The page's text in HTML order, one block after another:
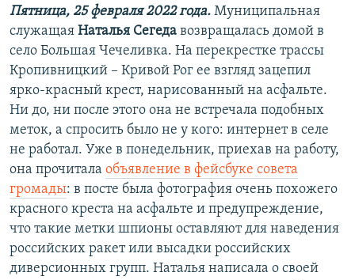
Пятница, 25 февраля 2022 года. Муниципальная
служащая Наталья Сегеда возвращалась домой в
село Большая Чечеливка. На перекрестке трассы
Кропивницкий – Кривой Рог ее взгляд зацепил
ярко-красный крест, нарисованный на асфальте.
Ни до, ни после этого она не встречала подобных
меток, а спросить было не у кого: интернет в селе
не работал. Уже в понедельник, приехав на работу,
она прочитала объявление в фейсбуке совета
громады: в посте была фотография очень похожего
красного креста на асфальте и предупреждение,
что такие метки шпионы оставляют для наведения
российских ракет или высадки российских
диверсионных групп. Наталья написала о своей